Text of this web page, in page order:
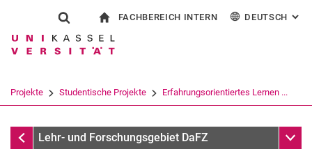
Springe direkt zu: Inhalt
Springe direkt zu: Suche
Springe direkt zu:
Suchformular
Suchbegriff
Suchen (öffnet externen Link in einem
FACHBEREICH INTERN DEUTSCH :
Projekte Studentische Projekte Erfahrungsorientiertes Lernen ...
Studentische Projekte
Lehr- und Forschungsgebiet DaFZ